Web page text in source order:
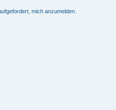
mich anzumelden.